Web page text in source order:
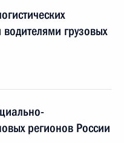
грузовых
регионов России